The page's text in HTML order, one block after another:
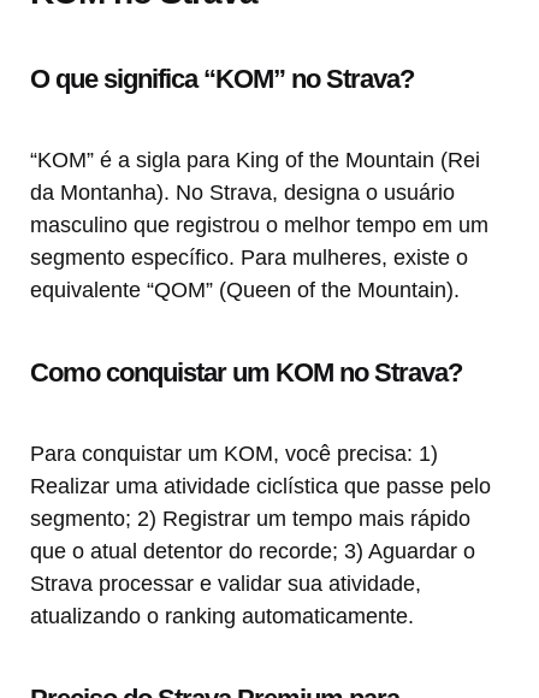
O que significa “KOM” no Strava?
“KOM” é a sigla para King of the Mountain (Rei
da Montanha). No Strava, designa o usuário
masculino que registrou o melhor tempo em um
segmento específico. Para mulheres, existe o
equivalente “QOM” (Queen of the Mountain).
Como conquistar um KOM no Strava?
Para conquistar um KOM, você precisa: 1)
Realizar uma atividade ciclística que passe pelo
segmento; 2) Registrar um tempo mais rápido
que o atual detentor do recorde; 3) Aguardar o
Strava processar e validar sua atividade,
atualizando o ranking automaticamente.